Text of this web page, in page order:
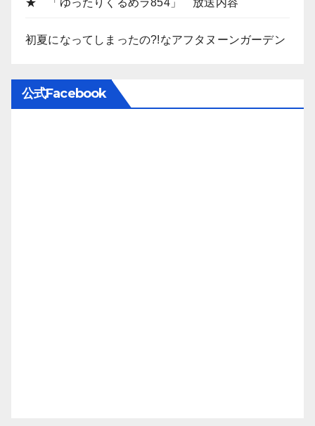
★ 「ゆったりくるめラ854」 放送内容
初夏になってしまったの?!なアフタヌーンガーデン
公式Facebook